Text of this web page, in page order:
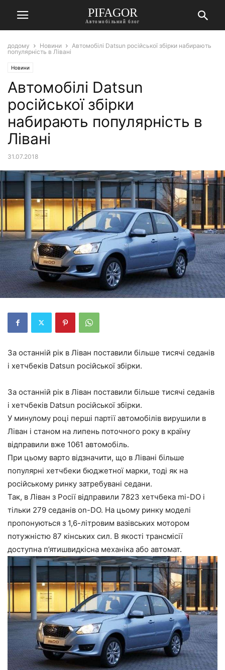
PIFAGOR
Автомобільний блог
додому Новини
Автомобілі Datsun російської збірки набирають
популярність в Лівані
Новини
Автомобілі Datsun
російської збірки
набирають популярність в
Лівані
31.07.2018
За останній рік в Ліван поставили більше тисячі седанів
і хетчбеків Datsun російської збірки.
За останній рік в Ліван поставили більше тисячі седанів
і хетчбеків Datsun російської збірки.
У минулому році перші партії автомобілів вирушили в
Ліван і станом на липень поточного року в країну
відправили вже 1061 автомобіль.
При цьому варто відзначити, що в Лівані більше
популярні хетчбеки бюджетної марки, тоді як на
російському ринку затребувані седани.
Так, в Ліван з Росії відправили 7823 хетчбека mi-DO і
тільки 279 седанів on-DO. На цьому ринку моделі
пропонуються з 1,6-літровим вазівських мотором
потужністю 87 кінських сил. В якості трансмісії
доступна п’ятишвидкісна механіка або автомат.